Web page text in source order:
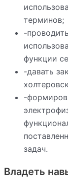
терминов;
-
функции
-давать
-
задач.
Владеть